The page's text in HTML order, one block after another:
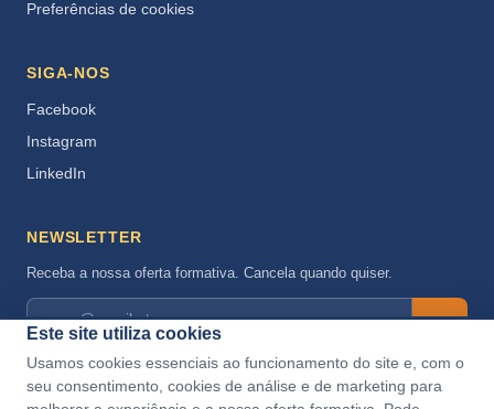
Preferências de cookies
SIGA-NOS
Facebook
Instagram
LinkedIn
NEWSLETTER
Receba a nossa oferta formativa. Cancela quando quiser.
→
Aceito aPolítica de Privacidade.
Este site utiliza cookies
Usamos cookies essenciais ao funcionamento do site e, com o
seu consentimento, cookies de análise e de marketing para